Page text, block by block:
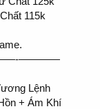
115k
————
Lệnh
+ Ám Khí